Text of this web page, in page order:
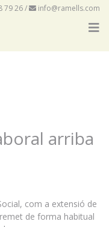
79 26/ info@ramells.com
arriba
com a extensió de
de forma habitual